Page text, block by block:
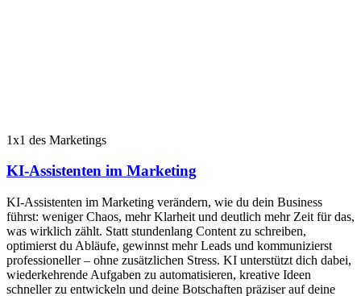
1x1 des Marketings
KI-Assistenten im Marketing
KI-Assistenten im Marketing verändern, wie du dein Business
führst: weniger Chaos, mehr Klarheit und deutlich mehr Zeit für das,
was wirklich zählt. Statt stundenlang Content zu schreiben,
optimierst du Abläufe, gewinnst mehr Leads und kommunizierst
professioneller – ohne zusätzlichen Stress. KI unterstützt dich dabei,
wiederkehrende Aufgaben zu automatisieren, kreative Ideen
schneller zu entwickeln und deine Botschaften präziser auf deine